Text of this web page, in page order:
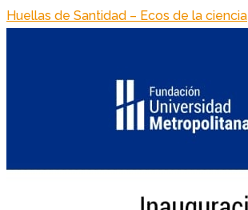
Huellas de Santidad – Ecos de la ciencia